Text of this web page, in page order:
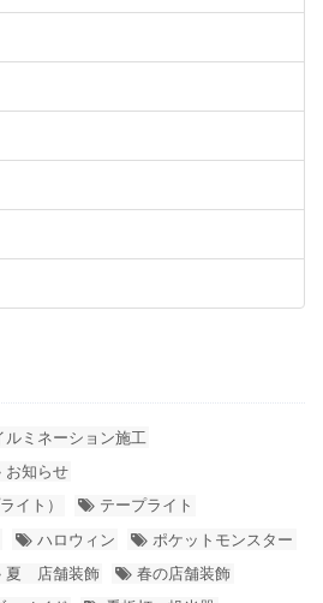
ルミネーション施工
お知らせ
イト）
テープライト
ハロウィン
ポケットモンスター
夏 店舗装飾
春の店舗装飾